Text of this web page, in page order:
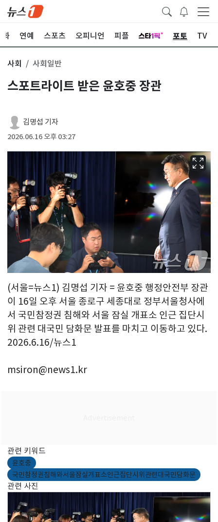
화 연예 스포츠 오피니언 피플 포토 TV
사회 사회일반
스포트라이트 받은 윤호중 장관
김명섭 기자
2026.06.16 오후 03:27
(서울=뉴스1) 김명섭 기자 = 윤호중 행정안전부 장관
이 16일 오후 서울 종로구 세종대로 정부서울청사에
서 국민참정권 침해와 서울 잠실 개표소 인근 집단시
위 관련 대국민 담화문 발표를 마치고 이동하고 있다.
2026.6.16/뉴스1
msiron@news1.kr
관련 키워드
윤호중
국민참정권침해와서울잠실개표소인근집단시위관련대국민담화문
관련 사진